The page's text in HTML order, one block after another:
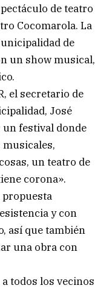
de teatro
Cocomarola. La
de
un show musical,
el secretario de
José
un festival donde
musicales,
un teatro de
corona».
propuesta
y con
así que también
una obra con
todos los vecinos